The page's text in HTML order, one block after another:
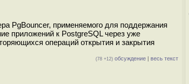
PgBouncer, применяемого для поддержания
приложений к PostgreSQL через уже
операций открытия и закрытия
(78 +12) обсуждение | весь текст